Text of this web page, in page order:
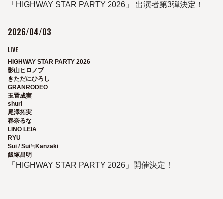
「HIGHWAY STAR PARTY 2026」 出演者第3弾決定！
2026/04/03
LIVE
HIGHWAY STAR PARTY 2026
影山ヒロノブ
きただにひろし
GRANRODEO
玉置成実
shuri
尾澤拓実
春奈るな
LINO LEIA
RYU
Sui / Sui≒Kanzaki
飯塚昌明
「HIGHWAY STAR PARTY 2026」開催決定！